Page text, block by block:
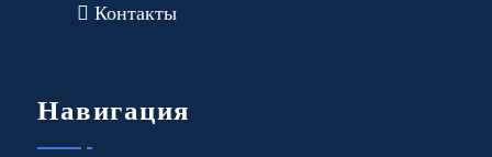
Контакты
Навигация